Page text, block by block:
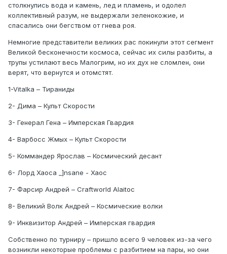
столкнулись вода и камень, лед и пламень, и одолел
коллективный разум, не выдержали зеленокожие, и
спасались они бегством от гнева роя.
Немногие представители великих рас покинули этот сегмент
Великой бесконечности космоса, сейчас их силы разбиты, а
трупы устилают весь Малогрим, но их дух не сломлен, они
верят, что вернутся и отомстят.
1-Vitalka – Тираниды
2- Дима – Культ Скорости
3- Генерал Гена – Имперская Гвардия
4- Варбосс Жмых – Культ Скорости
5- Коммандер Ярослав – Космический десант
6- Лорд Хаоса _]nsane - Хаос
7- Фарсир Андрей – Craftworld Alaitoc
8- Великий Волк Андрей – Космические волки
9- Инквизитор Андрей – Имперская гвардия
Собственно по турниру – пришло всего 9 человек из-за чего
возникли некоторые проблемы с разбитием на пары, но они